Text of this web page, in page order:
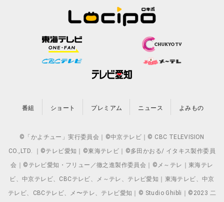
番組 ショート プレミアム ニュース よみもの
©「かよチュー」実行委員会｜©中京テレビ｜© CBC TELEVISION
CO.,LTD. ｜©テレビ愛知｜©東海テレビ｜©多田かおる/ イタキス製作委員
会｜©テレビ愛知・フリュー／徹之進製作委員会｜©メ～テレ｜東海テレ
ビ、中京テレビ、CBCテレビ、メ～テレ、テレビ愛知｜東海テレビ、中京
テレビ、CBCテレビ、メ〜テレ、テレビ愛知｜© Studio Ghibli｜©2023 二